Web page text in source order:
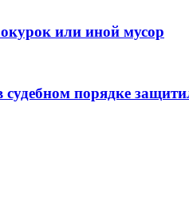
или иной мусор
порядке